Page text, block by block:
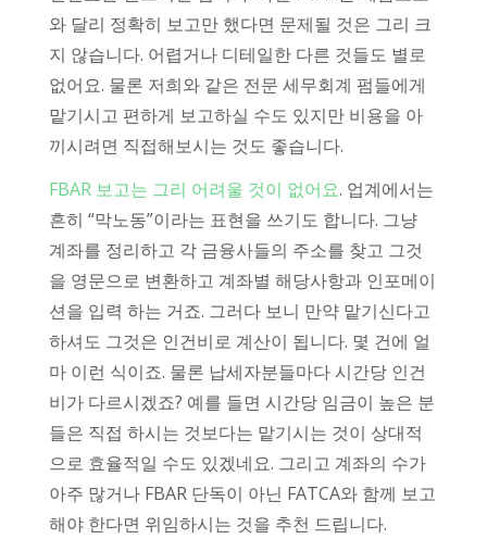
와 달리 정확히 보고만 했다면 문제될 것은 그리 크
지 않습니다. 어렵거나 디테일한 다른 것들도 별로
없어요. 물론 저희와 같은 전문 세무회계 펌들에게
맡기시고 편하게 보고하실 수도 있지만 비용을 아
끼시려면 직접해보시는 것도 좋습니다.
FBAR 보고는 그리 어려울 것이 없어요. 업계에서는
흔히 “막노동”이라는 표현을 쓰기도 합니다. 그냥
계좌를 정리하고 각 금융사들의 주소를 찾고 그것
을 영문으로 변환하고 계좌별 해당사항과 인포메이
션을 입력 하는 거죠. 그러다 보니 만약 맡기신다고
하셔도 그것은 인건비로 계산이 됩니다. 몇 건에 얼
마 이런 식이죠. 물론 납세자분들마다 시간당 인건
비가 다르시겠죠? 예를 들면 시간당 임금이 높은 분
들은 직접 하시는 것보다는 맡기시는 것이 상대적
으로 효율적일 수도 있겠네요. 그리고 계좌의 수가
아주 많거나 FBAR 단독이 아닌 FATCA와 함께 보고
해야 한다면 위임하시는 것을 추천 드립니다.